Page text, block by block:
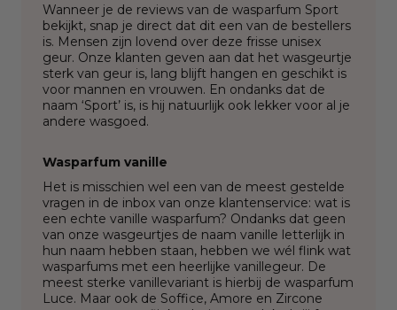
Wanneer je de reviews van de wasparfum Sport
bekijkt, snap je direct dat dit een van de bestellers
is. Mensen zijn lovend over deze frisse unisex
geur. Onze klanten geven aan dat het wasgeurtje
sterk van geur is, lang blijft hangen en geschikt is
voor mannen en vrouwen. En ondanks dat de
naam ‘Sport’ is, is hij natuurlijk ook lekker voor al je
andere wasgoed.
Wasparfum vanille
Het is misschien wel een van de meest gestelde
vragen in de inbox van onze klantenservice: wat is
een echte vanille wasparfum? Ondanks dat geen
van onze wasgeurtjes de naam vanille letterlijk in
hun naam hebben staan, hebben we wél flink wat
wasparfums met een heerlijke vanillegeur. De
meest sterke vanillevariant is hierbij de wasparfum
Luce. Maar ook de Soffice, Amore en Zircone